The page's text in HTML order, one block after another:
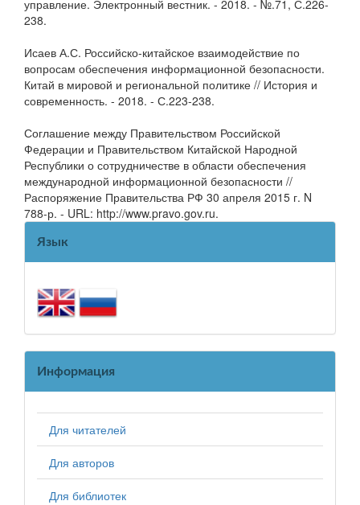
управление. Электронный вестник. - 2018. - №.71, С.226-
238.
Исаев А.С. Российско-китайское взаимодействие по
вопросам обеспечения информационной безопасности.
Китай в мировой и региональной политике // История и
современность. - 2018. - С.223-238.
Соглашение между Правительством Российской
Федерации и Правительством Китайской Народной
Республики о сотрудничестве в области обеспечения
международной информационной безопасности //
Распоряжение Правительства РФ 30 апреля 2015 г. N
788-р. - URL: http://www.pravo.gov.ru.
Язык
Информация
Для читателей
Для авторов
Для библиотек